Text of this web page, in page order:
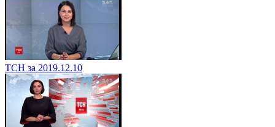
ТСН за 2019.12.10